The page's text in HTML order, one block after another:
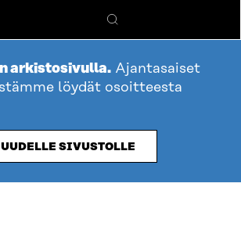
Hae
arkistosivulla. Ajantasaiset
löydät osoitteesta
SIVUSTOLLE